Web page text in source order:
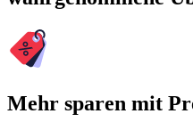
Mehr sparen mit